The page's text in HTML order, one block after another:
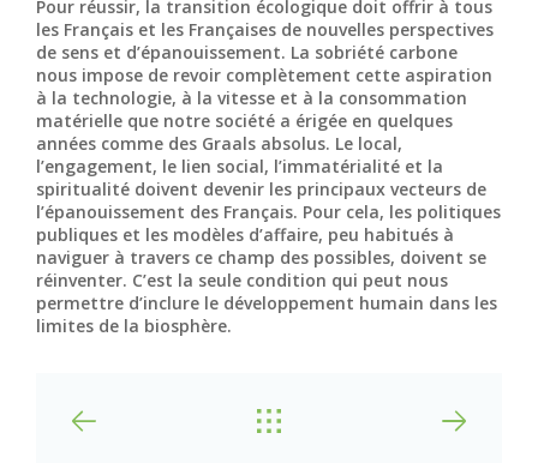
Pour réussir, la transition écologique doit offrir à tous
les Français et les Françaises de nouvelles perspectives
de sens et d’épanouissement. La sobriété carbone
nous impose de revoir complètement cette aspiration
à la technologie, à la vitesse et à la consommation
matérielle que notre société a érigée en quelques
années comme des Graals absolus. Le local,
l’engagement, le lien social, l’immatérialité et la
spiritualité doivent devenir les principaux vecteurs de
l’épanouissement des Français. Pour cela, les politiques
publiques et les modèles d’affaire, peu habitués à
naviguer à travers ce champ des possibles, doivent se
réinventer. C’est la seule condition qui peut nous
permettre d’inclure le développement humain dans les
limites de la biosphère.